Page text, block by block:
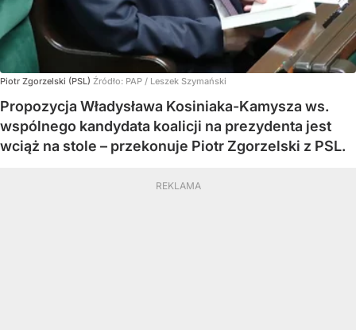
Piotr Zgorzelski (PSL) Źródło: PAP / Leszek Szymański
Propozycja Władysława Kosiniaka-Kamysza ws.
wspólnego kandydata koalicji na prezydenta jest
wciąż na stole – przekonuje Piotr Zgorzelski z PSL.